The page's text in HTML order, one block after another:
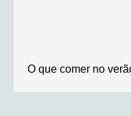
O que comer no